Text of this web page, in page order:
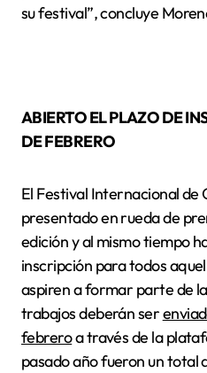
su festival”, concluye
ABIERTO EL PLAZO DE
DE FEBRERO
El Festival Internacional de
presentado en rueda de
edición y al mismo tiempo
inscripción para todos
aspiren a formar parte de
trabajos deberán ser
febreroa través de la
pasado año fueron un total